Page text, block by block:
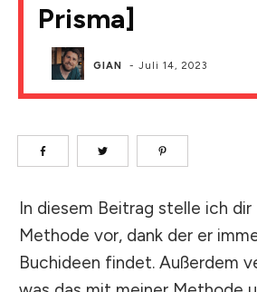
Prisma]
GIAN -Juli 14, 2023
In diesem Beitrag stelle ich dir
Methode vor, dank der er
Buchideen findet. Außerdem